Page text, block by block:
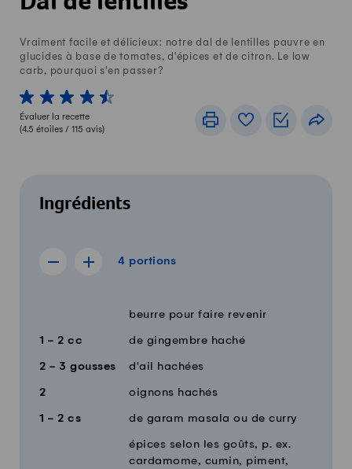
Vraiment facile et délicieux: notre dal de lentilles pauvre en
glucides à base de tomates, d'épices et de citron. Le low
carb, pourquoi s'en passer?
1 von 5 étoiles
2 von 5 étoiles
3 von 5 étoiles
4 von 5 étoiles
5 von 5 étoiles
Évaluer la recette
(4.5 étoiles / 115 avis)
ImprimerLivre de recettes
Listes de
Ingrédients
4 portions
Afficher la recette de 3 portions
Afficher la recette de 5 portions
4 portions
Ingrédientsbeurre pour faire revenir
1 - 2 cc de gingembre haché
2 - 3 gousses d'ail hachées
2 oignons hachés
1 - 2 cs de garam masala ou de curry
épices selon les goûts, p. ex.
cardamome, cumin, piment,